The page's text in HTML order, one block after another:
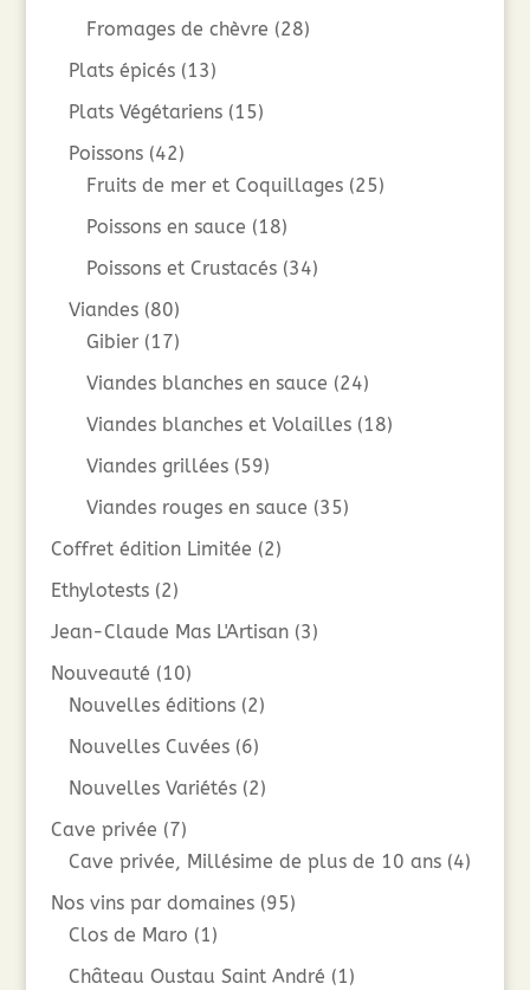
Fromages de chèvre (28)
Plats épicés (13)
Plats Végétariens (15)
Poissons (42)
Fruits de mer et Coquillages (25)
Poissons en sauce (18)
Poissons et Crustacés (34)
Viandes (80)
Gibier (17)
Viandes blanches en sauce (24)
Viandes blanches et Volailles (18)
Viandes grillées (59)
Viandes rouges en sauce (35)
Coffret édition Limitée (2)
Ethylotests (2)
Jean-Claude Mas L'Artisan (3)
Nouveauté (10)
Nouvelles éditions (2)
Nouvelles Cuvées (6)
Nouvelles Variétés (2)
Cave privée (7)
Cave privée, Millésime de plus de 10 ans (4)
Nos vins par domaines (95)
Clos de Maro (1)
Château Oustau Saint André (1)